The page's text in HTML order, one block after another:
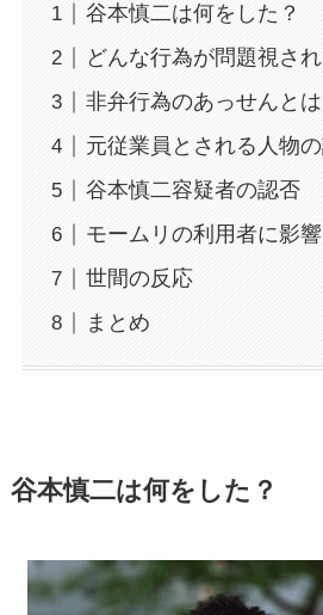
谷本慎二は何をした？
どんな行為が問題視さ
非弁行為のあっせんとは
元従業員とされる人物
谷本慎二容疑者の認否
モームリの利用者に影
世間の反応
まとめ
谷本慎二は何をした？